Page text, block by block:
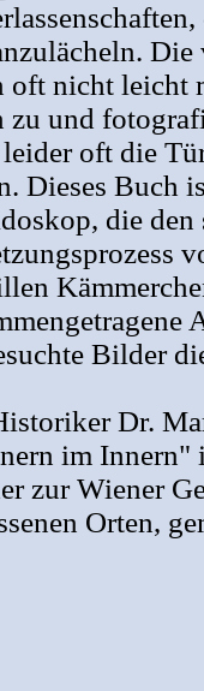
Die
oft nicht leicht
zu und
oft die
Dieses Buch
die den
Bilder
Dr.
im Innern"
zur Wiener
Orten,